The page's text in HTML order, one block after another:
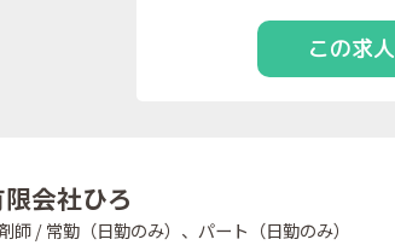
この求
会社ひろ
師 / 常勤（日勤のみ）、パート（日勤のみ）